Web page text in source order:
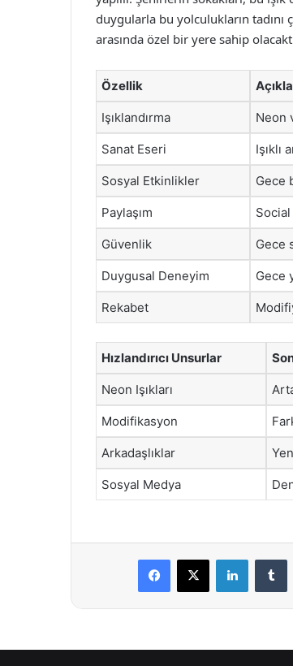
duygularla bu yolculukların tadını
arasında özel bir yere sahip
Özellik
Işıklandırma Neon
Sanat Eseri Işıklı
Sosyal Etkinlikler Gece
Paylaşım Social
Güvenlik Gece
Duygusal Deneyim Gece
Rekabet
Hızlandırıcı Unsurlar
Neon Işıkları
Modifikasyon
Arkadaşlıklar
Sosyal Medya
Facebook
X LinkedIn